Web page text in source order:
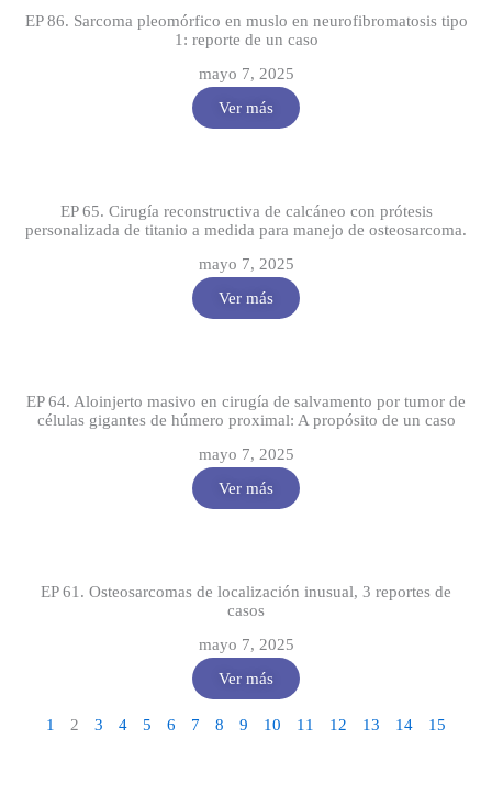
EP 86. Sarcoma pleomórfico en muslo en neurofibromatosis tipo
1: reporte de un caso
mayo 7, 2025
Ver más
EP 65. Cirugía reconstructiva de calcáneo con prótesis
personalizada de titanio a medida para manejo de osteosarcoma.
mayo 7, 2025
Ver más
EP 64. Aloinjerto masivo en cirugía de salvamento por tumor de
células gigantes de húmero proximal: A propósito de un caso
mayo 7, 2025
Ver más
EP 61. Osteosarcomas de localización inusual, 3 reportes de
casos
mayo 7, 2025
Ver más
1 2 3 4 5 6 7 8 9 10 11 12 13 14 15